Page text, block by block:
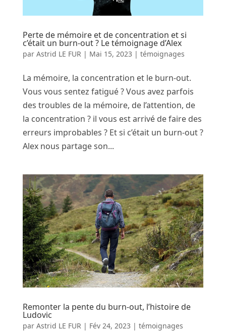
Perte de mémoire et de concentration et si
c’était un burn-out ? Le témoignage d’Alex
par Astrid LE FUR| Mai 15, 2023 | témoignages
La mémoire, la concentration et le burn-out.
Vous vous sentez fatigué ? Vous avez parfois
des troubles de la mémoire, de l’attention, de
la concentration ? il vous est arrivé de faire des
erreurs improbables ? Et si c’était un burn-out ?
Alex nous partage son...
Remonter la pente du burn-out, l’histoire de
Ludovic
par Astrid LE FUR| Fév 24, 2023 | témoignages